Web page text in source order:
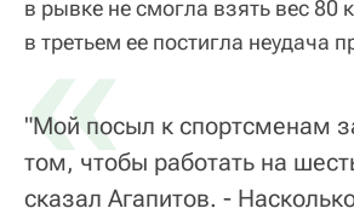
в рывке не смогла взять вес 80
в третьем ее постигла неудача
«
"Мой посыл к спортсменам
том, чтобы работать на
сказал Агапитов. -